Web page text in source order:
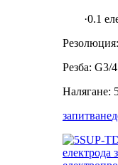
·0.1
Резба: G3/4
Налягане:
запитване